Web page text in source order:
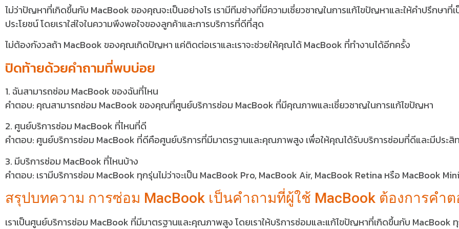
ไม่ว่าปัญหาที่เกิดขึ้นกับ MacBook ของคุณจะเป็นอย่างไร เรามีทีมช่างที่มีความเชี่ยวชาญในการแก้ไขปัญหาและให้คำปรึกษาที่เ
ประโยชน์ โดยเราใส่ใจในความพึงพอใจของลูกค้าและการบริการที่ดีที่สุด
ไม่ต้องกังวลถ้า MacBook ของคุณเกิดปัญหา แค่ติดต่อเราและเราจะช่วยให้คุณได้ MacBook ที่ทำงานได้อีกครั้ง
ปิดท้ายด้วยคำถามที่พบบ่อย
1. ฉันสามารถซ่อม MacBook ของฉันที่ไหน
คำตอบ: คุณสามารถซ่อม MacBook ของคุณที่ศูนย์บริการซ่อม MacBook ที่มีคุณภาพและเชี่ยวชาญในการแก้ไขปัญหา
2. ศูนย์บริการซ่อม MacBook ที่ไหนที่ดี
คำตอบ: ศูนย์บริการซ่อม MacBook ที่ดีคือศูนย์บริการที่มีมาตรฐานและคุณภาพสูง เพื่อให้คุณได้รับบริการซ่อมที่ดีและมีประสิ
3. มีบริการซ่อม MacBook ที่ไหนบ้าง
คำตอบ: เรามีบริการซ่อม MacBook ทุกรุ่นไม่ว่าจะเป็น MacBook Pro, MacBook Air, MacBook Retina หรือ MacBook Mini
สรุปบทความ การซ่อม MacBook เป็นคำถามที่ผู้ใช้ MacBook ต้องการคำ
เราเป็นศูนย์บริการซ่อม MacBook ที่มีมาตรฐานและคุณภาพสูง โดยเราให้บริการซ่อมและแก้ไขปัญหาที่เกิดขึ้นกับ MacBook